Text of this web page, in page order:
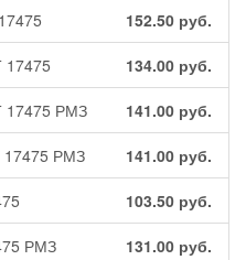
152.50 руб.
17475 134.00 руб.
17475 РМЗ 141.00 руб.
17475 РМЗ 141.00 руб.
103.50 руб.
РМЗ 131.00 руб.